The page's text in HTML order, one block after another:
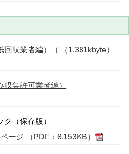
収業者編）（ （1,381kbyte）
集許可業者編）
（保存版）
ージ （PDF：8,153KB）